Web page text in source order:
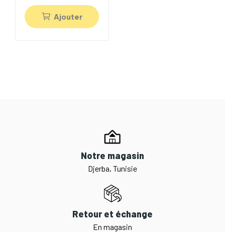
Ajouter
Notre magasin
Djerba, Tunisie
Retour et échange
En magasin